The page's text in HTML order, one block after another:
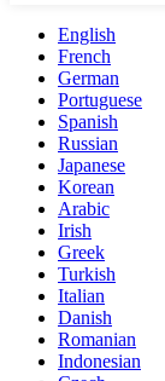
English
French
German
Portuguese
Spanish
Russian
Japanese
Korean
Arabic
Irish
Greek
Turkish
Italian
Danish
Romanian
Indonesian